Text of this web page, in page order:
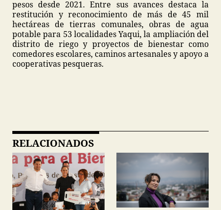
pesos desde 2021. Entre sus avances destaca la
restitución y reconocimiento de más de 45 mil
hectáreas de tierras comunales, obras de agua
potable para 53 localidades Yaqui, la ampliación del
distrito de riego y proyectos de bienestar como
comedores escolares, caminos artesanales y apoyo a
cooperativas pesqueras.
RELACIONADOS